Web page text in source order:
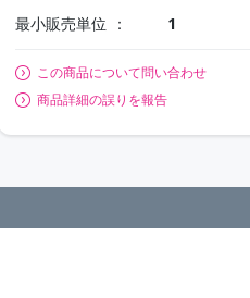
最小販売単位 1
この商品について問い合わせ
商品詳細の誤りを報告